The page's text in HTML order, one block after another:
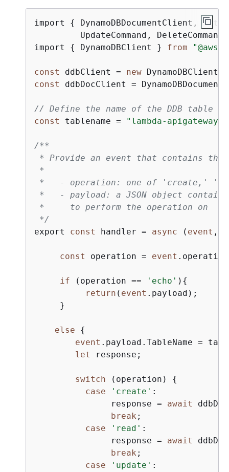
import {
DynamoDBDocumentClient,
UpdateCommand,
import { DynamoDBClient } from
const ddbClient = new DynamoDBClient(
const
ddbDocClient =
// Define the name of the DDB table to
const
tablename = "lambda-apigateway"
/**
* Provide an event that contains the
*
*   - operation: one of 'create,'
*   - payload: a JSON object
*     to perform the operation on
*/
export const handler = async ( event ,
const operation = event
if (operation == 'echo' ) {
return ( event .payload);
     }
else
{
event .payload.TableName =
let
response;
switch (operation) {
case
'create' :
               response =
await
break ;
case
'read' :
               response =
await
break ;
case
'update' :